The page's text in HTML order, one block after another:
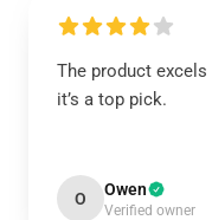
The product
it’s a top pick.
O Owen
Verified owner